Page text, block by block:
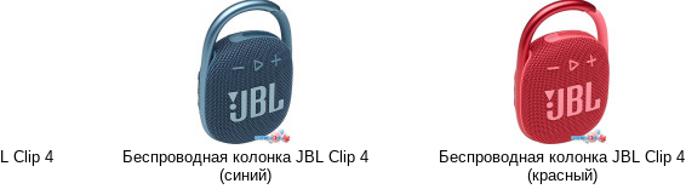
Clip 4
Беспроводная колонка JBL Clip 4
(синий)
Беспроводная колонка JBL Clip 4
(красный)